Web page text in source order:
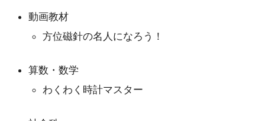
動画教材
方位磁針の名人になろう！
算数・数学
わくわく時計マスター